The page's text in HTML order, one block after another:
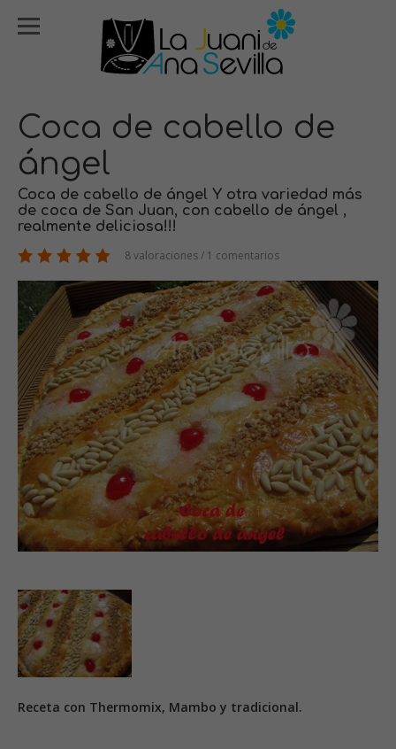
Coca de cabello de
ángel
Coca de cabello de ángel Y otra variedad más
de coca de San Juan, con cabello de ángel ,
realmente deliciosa!!!
8 valoraciones / 1 comentarios
Receta con Thermomix, Mambo y tradicional.